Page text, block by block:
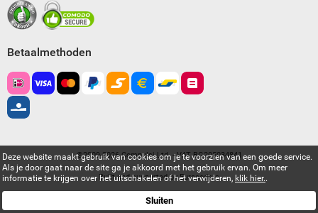
Deze website maakt gebruik van cookies om je te voorzien van een goede service.
Als je door gaat naar de site ga je akkoord met het gebruik ervan. Om meer
informatie te krijgen over het uitschakelen of het verwijderen, klik hier..
Sluiten
Betaalmethoden
©2009-2026 Compulsi Ltd. - VAT BG205034841
Built and supported byEurocoders